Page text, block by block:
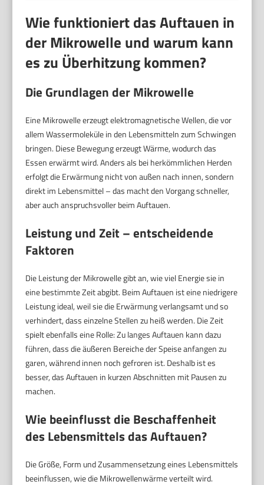
Wie funktioniert das Auftauen in
der Mikrowelle und warum kann
es zu Überhitzung kommen?
Die Grundlagen der Mikrowelle
Eine Mikrowelle erzeugt elektromagnetische Wellen, die vor
allem Wassermoleküle in den Lebensmitteln zum Schwingen
bringen. Diese Bewegung erzeugt Wärme, wodurch das
Essen erwärmt wird. Anders als bei herkömmlichen Herden
erfolgt die Erwärmung nicht von außen nach innen, sondern
direkt im Lebensmittel – das macht den Vorgang schneller,
aber auch anspruchsvoller beim Auftauen.
Leistung und Zeit – entscheidende
Faktoren
Die Leistung der Mikrowelle gibt an, wie viel Energie sie in
eine bestimmte Zeit abgibt. Beim Auftauen ist eine niedrigere
Leistung ideal, weil sie die Erwärmung verlangsamt und so
verhindert, dass einzelne Stellen zu heiß werden. Die Zeit
spielt ebenfalls eine Rolle: Zu langes Auftauen kann dazu
führen, dass die äußeren Bereiche der Speise anfangen zu
garen, während innen noch gefroren ist. Deshalb ist es
besser, das Auftauen in kurzen Abschnitten mit Pausen zu
machen.
Wie beeinflusst die Beschaffenheit
des Lebensmittels das Auftauen?
Die Größe, Form und Zusammensetzung eines Lebensmittels
beeinflussen, wie die Mikrowellenwärme verteilt wird.